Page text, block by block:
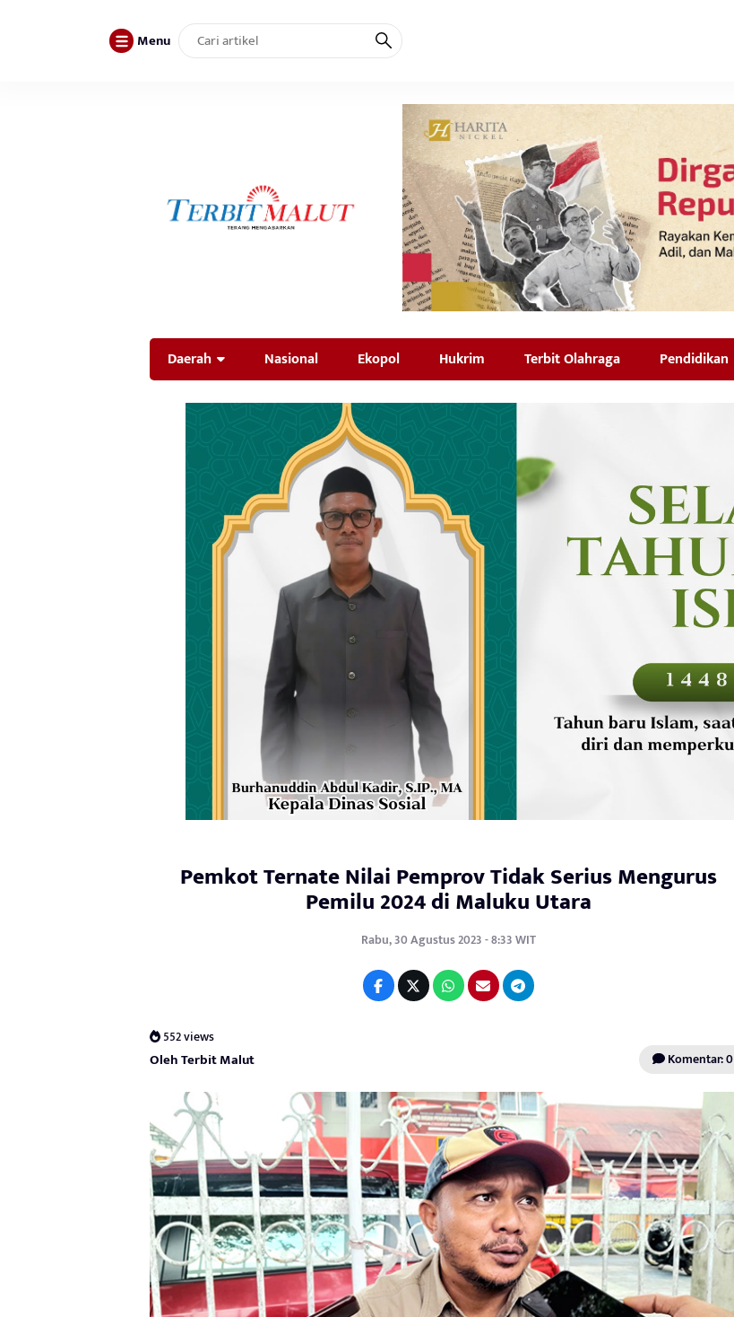
Menu
Daerah Nasional Ekopol Hukrim Terbit Olahraga Pendidikan
Pemkot Ternate Nilai Pemprov Tidak Serius Mengurus
Pemilu 2024 di Maluku Utara
Rabu, 30 Agustus 2023 - 8:33 WIT
552 views
Oleh Terbit Malut Komentar: 0